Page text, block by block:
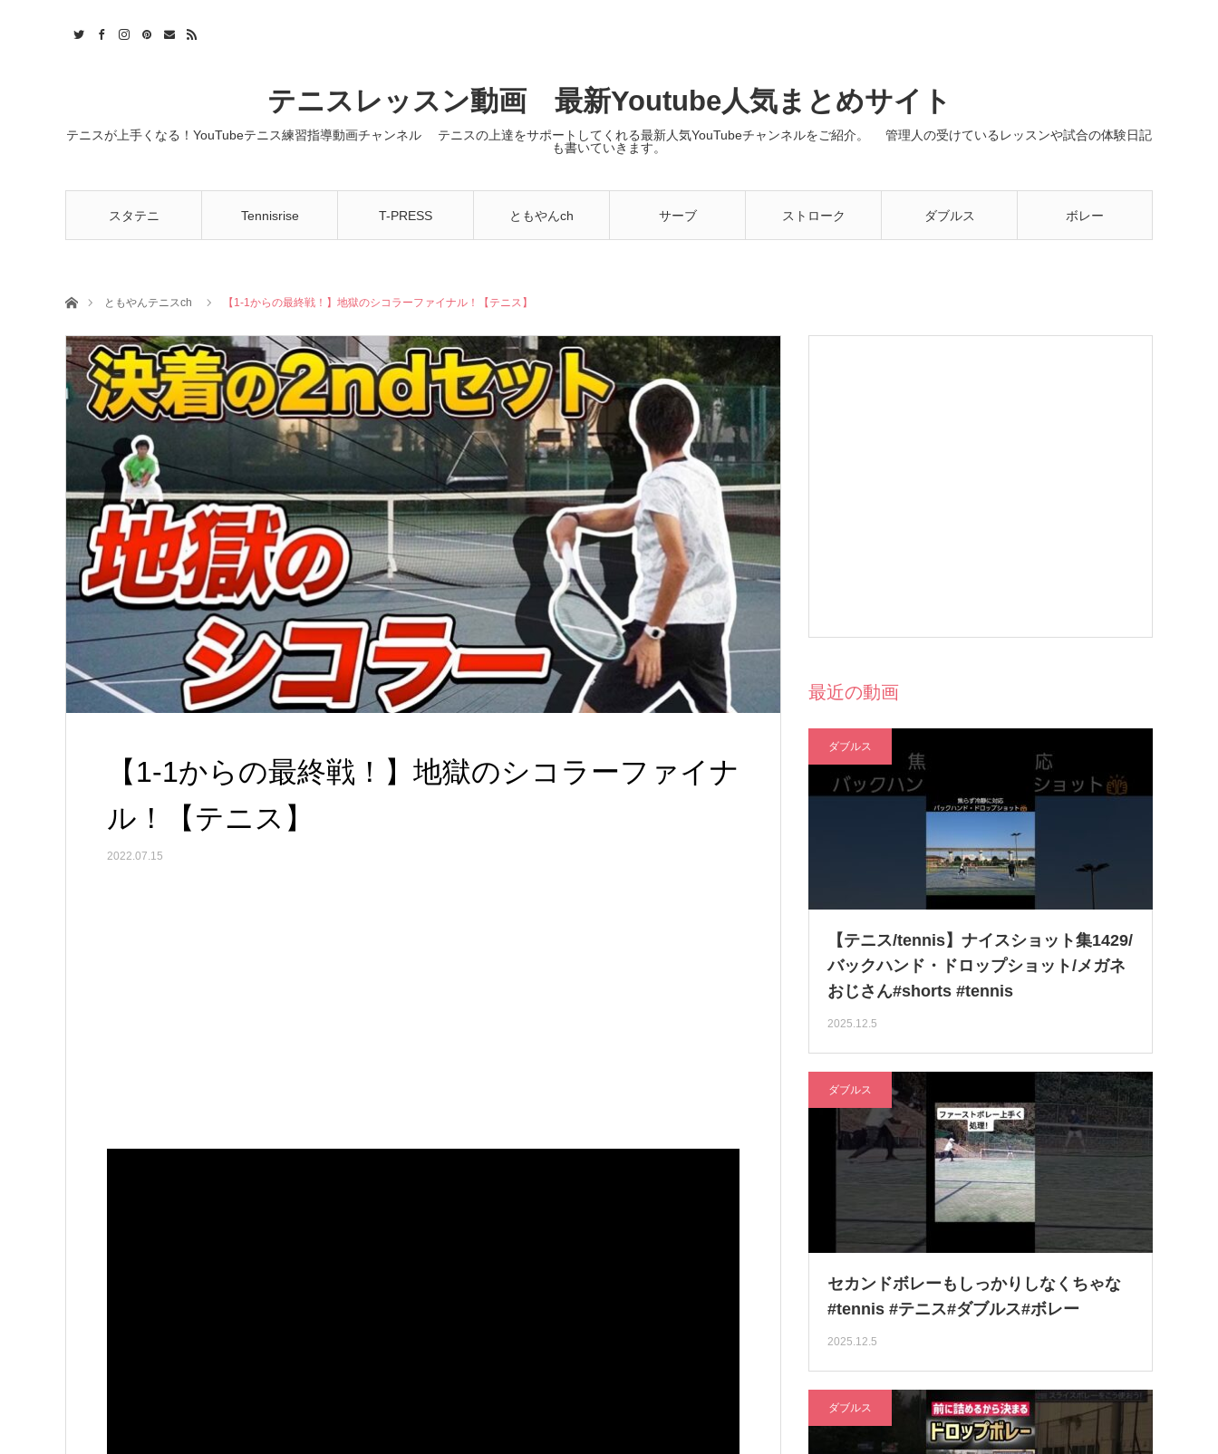
テニスレッスン動画 最新Youtube人気まとめサイト
テニスが上手くなる！YouTubeテニス練習指導動画チャンネル テニスの上達をサポートしてくれる最新人気YouTubeチャンネルをご紹介。 管理人の受けているレッスンや試合の体験日記
も書いていきます。
スタテニ Tennisrise T-PRESS ともやんch サーブ ストローク ダブルス ボレー
ホームともやんテニスch 【1-1からの最終戦！】地獄のシコラーファイナル！【テニス】
【1-1からの最終戦！】地獄のシコラーファイナ
ル！【テニス】
2022.07.15
最近の動画
ダブルス
【テニス/tennis】ナイスショット集1429/
バックハンド・ドロップショット/メガネ
おじさん#shorts #tennis
2025.12.5
ダブルス
セカンドボレーもしっかりしなくちゃな
#tennis #テニス#ダブルス#ボレー
2025.12.5
ダブルス